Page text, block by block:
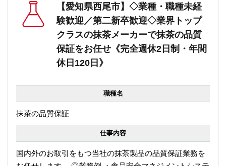
【愛知県西尾市】◇業種・職種未経
験歓迎／第二新卒歓迎◇業界トップ
クラスの抹茶メーカーで抹茶の品質
保証をお任せ《完全週休2日制・年間
休日120日》
職種名
抹茶の品質保証
仕事内容
国内外のお取引をもつ当社の抹茶製品の品質保証業務を